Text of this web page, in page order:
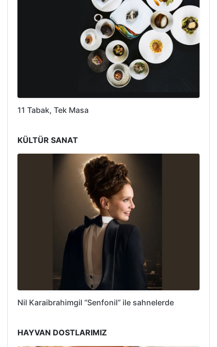
11 Tabak, Tek Masa
KÜLTÜR SANAT
Nil Karaibrahimgil “Senfonil” ile sahnelerde
HAYVAN DOSTLARIMIZ